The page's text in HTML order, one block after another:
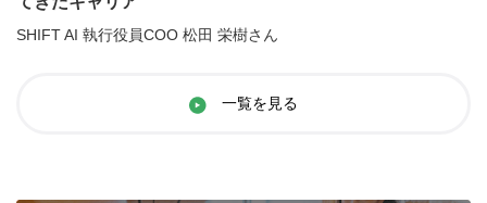
SHIFT AI 執行役員COO 松田 栄樹さん
一覧を見る